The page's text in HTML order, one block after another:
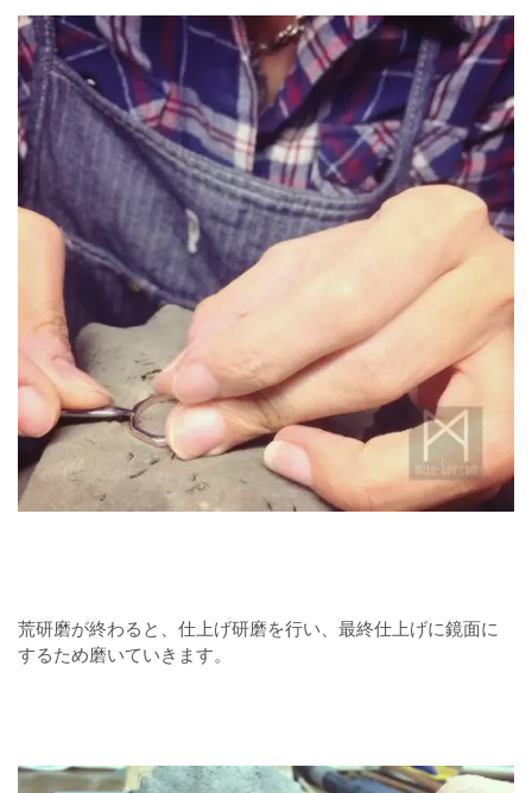
荒研磨が終わると、仕上げ研磨を行い、最終仕上げに鏡面に
するため磨いていきます。